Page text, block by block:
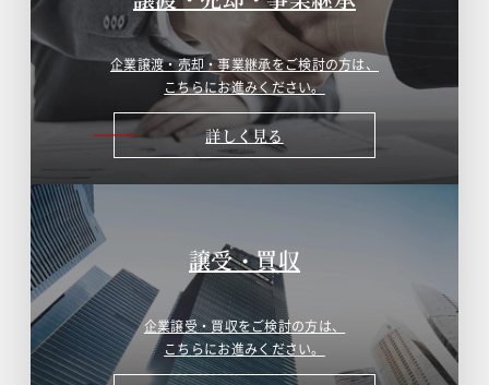
企業譲渡・売却・事業継承をご検討の方は、
こちらにお進みください。
詳しく見る
譲受・買収
企業譲受・買収をご検討の方は、
こちらにお進みください。